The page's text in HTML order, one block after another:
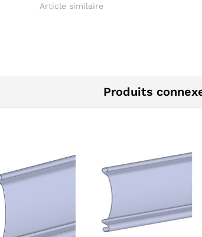
Article similaire
Produits